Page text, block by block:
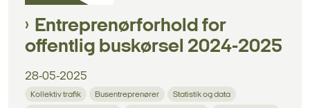
Entreprenørforhold for
offentlig buskørsel 2024-2025
28-05-2025
Kollektiv trafik Busentreprenører Statistik og data